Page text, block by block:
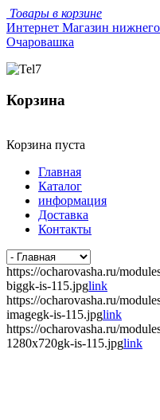
Товары в корзине
Интернет Магазин
Очаровашка
Корзина
Корзина пуста
Главная
Каталог
информация
Доставка
Контакты
https://ocharovasha.ru/
biggk-is-115.jpglink
https://ocharovasha.ru/
imagegk-is-115.jpglink
https://ocharovasha.ru/
1280x720gk-is-115.jpglink